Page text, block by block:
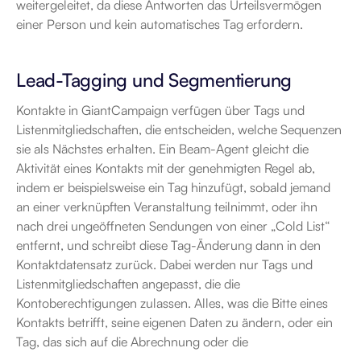
weitergeleitet, da diese Antworten das Urteilsvermögen
einer Person und kein automatisches Tag erfordern.
Lead-Tagging und Segmentierung
Kontakte in GiantCampaign verfügen über Tags und
Listenmitgliedschaften, die entscheiden, welche Sequenzen
sie als Nächstes erhalten. Ein Beam-Agent gleicht die
Aktivität eines Kontakts mit der genehmigten Regel ab,
indem er beispielsweise ein Tag hinzufügt, sobald jemand
an einer verknüpften Veranstaltung teilnimmt, oder ihn
nach drei ungeöffneten Sendungen von einer „Cold List“
entfernt, und schreibt diese Tag-Änderung dann in den
Kontaktdatensatz zurück. Dabei werden nur Tags und
Listenmitgliedschaften angepasst, die die
Kontoberechtigungen zulassen. Alles, was die Bitte eines
Kontakts betrifft, seine eigenen Daten zu ändern, oder ein
Tag, das sich auf die Abrechnung oder die